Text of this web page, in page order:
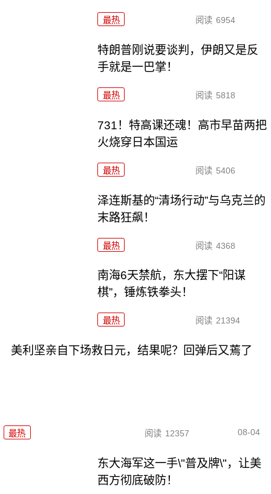
最热 阅读 6954
特朗普刚说要谈判，伊朗又是反
手就是一巴掌！
最热 阅读 5818
731！特高课还魂！高市早苗两把
火烧穿日本国运
最热 阅读 5406
泽连斯基的“清场行动”与乌克兰的
末路狂飙！
最热 阅读 4368
南海6天禁航，东大摆下“阳谋
棋”，锤炼铁拳头！
最热 阅读 21394
美利坚亲自下场救日元，结果呢？回弹后又蔫了
最热 阅读 12357 08-04
东大海军这一手\"普及牌\"，让美
西方彻底破防！